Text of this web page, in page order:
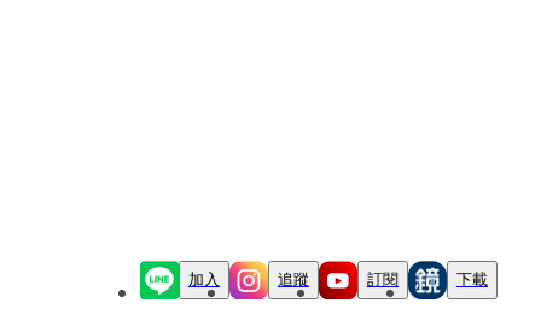
加入 追蹤 訂閱 下載